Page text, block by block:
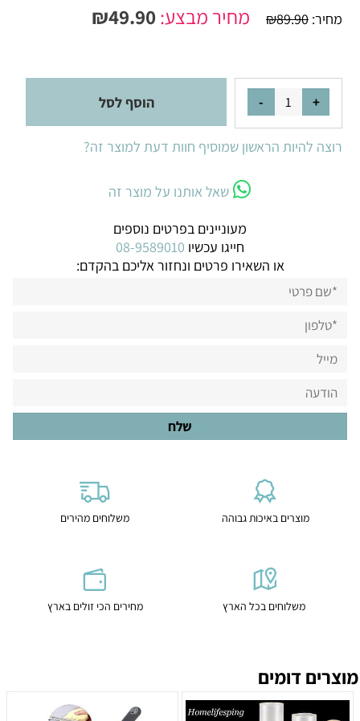
מחיר: ₪89.90 מחיר מבצע: ₪49.90
הוסף לסל
רוצה להיות הראשון שמוסיף חוות דעת למוצר זה?
שאל אותנו על מוצר זה
מעוניינים בפרטים נוספים
חייגו עכשיו 08-9589010
או השאירו פרטים ונחזור אליכם בהקדם:
מוצרים באיכות גבוהה משלוחים מהירים
משלוחים בכל הארץ מחירים הכי זולים בארץ
מוצרים דומים